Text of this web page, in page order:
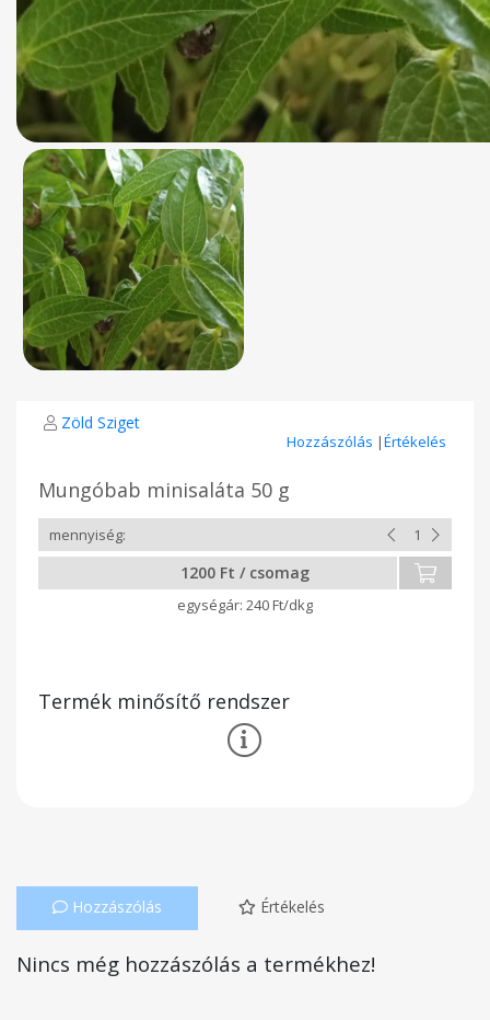
Zöld Sziget
Hozzászólás |Értékelés
Mungóbab minisaláta 50 g
1200 Ft / csomag
240 Ft/dkg
Termék minősítő rendszer
Hozzászólás Értékelés
Nincs még hozzászólás a termékhez!